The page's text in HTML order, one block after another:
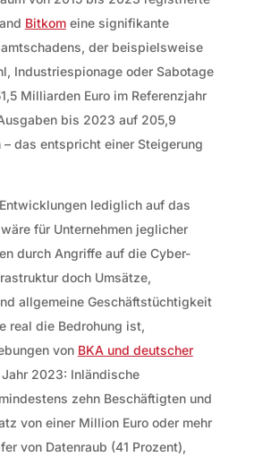
Bitkomeine signifikante
der beispielsweise
Industriespionage oder Sabotage
Milliarden Euro im Referenzjahr
bis 2023 auf 205,9
– das entspricht einer Steigerung
lediglich auf das
für Unternehmen jeglicher
durch Angriffe auf die Cyber-
doch Umsätze,
allgemeine Geschäftstüchtigkeit
real die Bedrohung ist,
von BKA und deutscher
2023: Inländische
zehn Beschäftigten und
von einer Million Euro oder mehr
von Datenraub (41 Prozent),